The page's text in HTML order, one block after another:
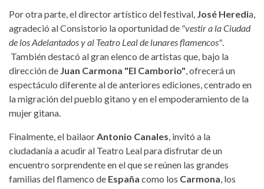
Por otra parte, el director artístico del festival, José Heredia,
agradeció al Consistorio la oportunidad de "vestir a la Ciudad
de los Adelantados y al Teatro Leal de lunares flamencos".
También destacó al gran elenco de artistas que, bajo la
dirección de Juan Carmona "El Camborio", ofrecerá un
espectáculo diferente al de anteriores ediciones, centrado en
la migración del pueblo gitano y en el empoderamiento de la
mujer gitana.
Finalmente, el bailaorAntonio Canales, invitó a la
ciudadanía a acudir al Teatro Leal para disfrutar de un
encuentro sorprendente en el que se reúnen las grandes
familias del flamenco de España como los Carmona, los